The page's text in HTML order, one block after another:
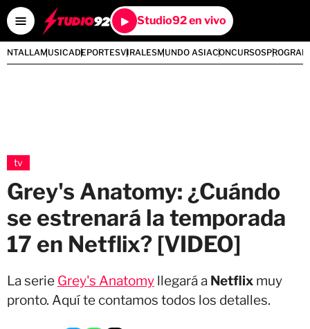
Studio92 en vivo
MUSICADEPORTESVIRALESMUNDO ASIACONCURSOS
tv
Grey's Anatomy: ¿Cuándo
se estrenará la temporada
17 en Netflix? [VIDEO]
La serie Grey's Anatomy llegará a Netflix muy
pronto. Aquí te contamos todos los detalles.